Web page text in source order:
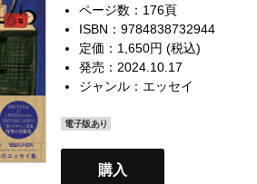
ページ数：176頁
ISBN：9784838732944
定価：1,650円 (税込)
発売：2024.10.17
ジャンル： エッセイ
電子版あり
購入